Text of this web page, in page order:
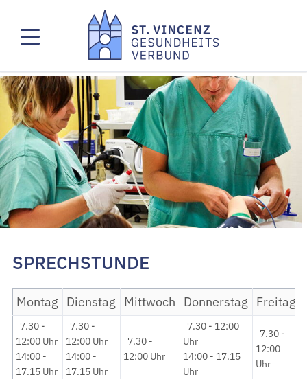
SPRECHSTUNDE
Montag Dienstag Mittwoch Donnerstag Freitag
7.30 -
12:00 Uhr
14:00 -
17.15 Uhr
7.30 -
12:00 Uhr
14:00 -
17.15 Uhr
7.30 -
12:00 Uhr
7.30 - 12:00
Uhr
14:00 - 17.15
Uhr
7.30 -
12:00
Uhr